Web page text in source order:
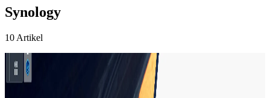
Synology
10 Artikel